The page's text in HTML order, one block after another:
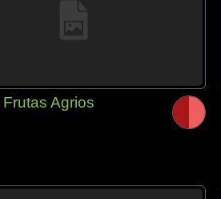
Frutas Agrios